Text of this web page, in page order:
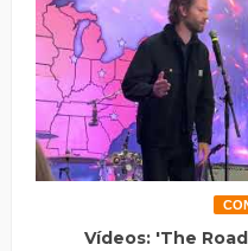
Vídeos: 'The